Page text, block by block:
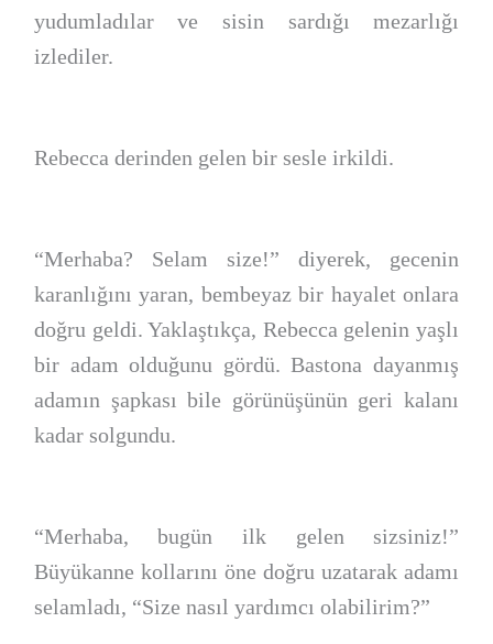
yudumladılar ve sisin sardığı mezarlığı
izlediler.
Rebecca derinden gelen bir sesle irkildi.
“Merhaba? Selam size!” diyerek, gecenin
karanlığını yaran, bembeyaz bir hayalet onlara
doğru geldi. Yaklaştıkça, Rebecca gelenin yaşlı
bir adam olduğunu gördü. Bastona dayanmış
adamın şapkası bile görünüşünün geri kalanı
kadar solgundu.
“Merhaba, bugün ilk gelen sizsiniz!”
Büyükanne kollarını öne doğru uzatarak adamı
selamladı, “Size nasıl yardımcı olabilirim?”